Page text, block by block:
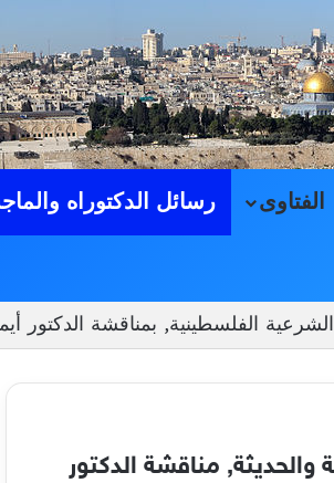
الفتاوى رسائل الدكتوراه
الفلسطينية, بمناقشة الدكتور
مناقشة الدكتور